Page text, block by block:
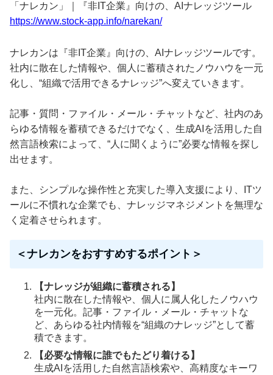
「ナレカン」｜『非IT企業』向けの、AIナレッジツール
https://www.stock-app.info/narekan/
ナレカンは『非IT企業』向けの、AIナレッジツールです。
社内に散在した情報や、個人に蓄積されたノウハウを一元
化し、“組織で活用できるナレッジ”へ変えていきます。
記事・質問・ファイル・メール・チャットなど、社内のあ
らゆる情報を蓄積できるだけでなく、生成AIを活用した自
然言語検索によって、“人に聞くように”必要な情報を探し
出せます。
また、シンプルな操作性と充実した導入支援により、ITツ
ールに不慣れな企業でも、ナレッジマネジメントを無理な
く定着させられます。
＜ナレカンをおすすめするポイント＞
【ナレッジが組織に蓄積される】
社内に散在した情報や、個人に属人化したノウハウ
を一元化。記事・ファイル・メール・チャットな
ど、あらゆる社内情報を“組織のナレッジ”として蓄
積できます。
【必要な情報に誰でもたどり着ける】
生成AIを活用した自然言語検索や、高精度なキーワ